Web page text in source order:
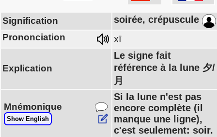
Signification soirée, crépuscule
Prononciation xī
Explication
Le signe fait
référence à la lune 夕/
月
Mnémonique
Show English
Si la lune n'est pas
encore complète (il
manque une ligne),
c'est seulement: soir.